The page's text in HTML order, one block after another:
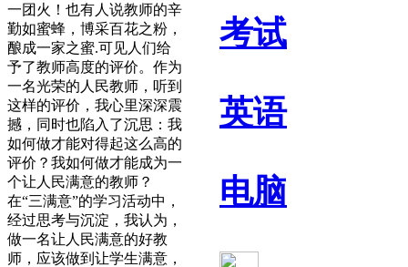
考试
英语
电脑
一团火！也有人说教师的辛
勤如蜜蜂，博采百花之粉，
酿成一家之蜜.可见人们给
予了教师高度的评价。作为
一名光荣的人民教师，听到
这样的评价，我心里深深震
撼，同时也陷入了沉思：我
如何做才能对得起这么高的
评价？我如何做才能成为一
个让人民满意的教师？
在“三满意”的学习活动中，
经过思考与沉淀，我认为，
做一名让人民满意的好教
师，应该做到让学生满意，